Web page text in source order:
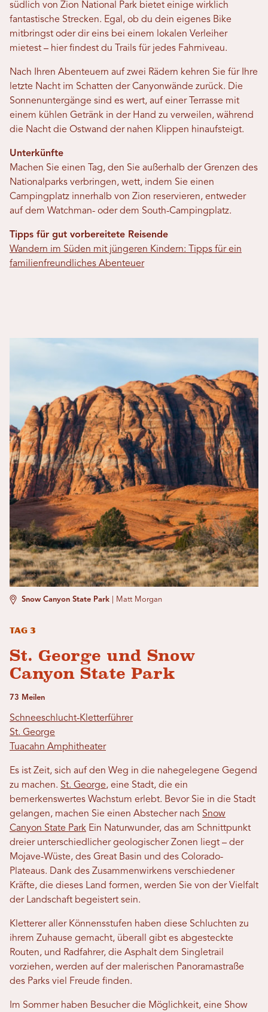
südlich von Zion National Park bietet einige wirklich
fantastische Strecken. Egal, ob du dein eigenes Bike
mitbringst oder dir eins bei einem lokalen Verleiher
mietest – hier findest du Trails für jedes Fahrniveau.
Nach Ihren Abenteuern auf zwei Rädern kehren Sie für Ihre
letzte Nacht im Schatten der Canyonwände zurück. Die
Sonnenuntergänge sind es wert, auf einer Terrasse mit
einem kühlen Getränk in der Hand zu verweilen, während
die Nacht die Ostwand der nahen Klippen hinaufsteigt.
Unterkünfte
Machen Sie einen Tag, den Sie außerhalb der Grenzen des
Nationalparks verbringen, wett, indem Sie einen
Campingplatz innerhalb von Zion reservieren, entweder
auf dem Watchman- oder dem South-Campingplatz.
Tipps für gut vorbereitete Reisende
Wandern im Süden mit jüngeren Kindern: Tipps für ein
familienfreundliches Abenteuer
Snow Canyon State Park Matt Morgan
Tag 3
St. George und Snow
Canyon State Park
73 Meilen
Schneeschlucht-Kletterführer
St. George
Tuacahn Amphitheater
Es ist Zeit, sich auf den Weg in die nahegelegene Gegend
zu machen. St. George, eine Stadt, die ein
bemerkenswertes Wachstum erlebt. Bevor Sie in die Stadt
gelangen, machen Sie einen Abstecher nach Snow
Canyon State Park Ein Naturwunder, das am Schnittpunkt
dreier unterschiedlicher geologischer Zonen liegt – der
Mojave-Wüste, des Great Basin und des Colorado-
Plateaus. Dank des Zusammenwirkens verschiedener
Kräfte, die dieses Land formen, werden Sie von der Vielfalt
der Landschaft begeistert sein.
Kletterer aller Könnensstufen haben diese Schluchten zu
ihrem Zuhause gemacht, überall gibt es abgesteckte
Routen, und Radfahrer, die Asphalt dem Singletrail
vorziehen, werden auf der malerischen Panoramastraße
des Parks viel Freude finden.
Im Sommer haben Besucher die Möglichkeit, eine Show